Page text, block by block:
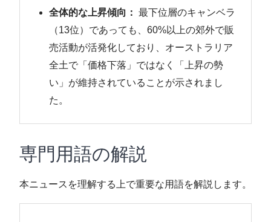
全体的な上昇傾向： 最下位層のキャンベラ
（13位）であっても、60%以上の郊外で販
売活動が活発化しており、オーストラリア
全土で「価格下落」ではなく「上昇の勢
い」が維持されていることが示されまし
た。
専門用語の解説
本ニュースを理解する上で重要な用語を解説します。